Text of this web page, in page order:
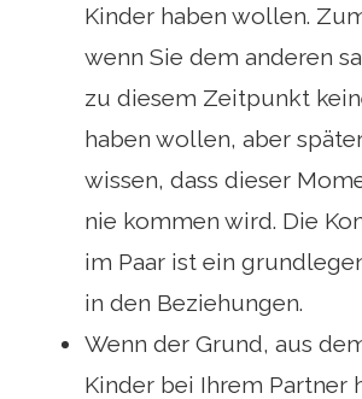
Kinder haben wollen.
wenn Sie dem anderen
zu diesem Zeitpunkt
haben wollen, aber
wissen, dass dieser
nie kommen wird. Die
im Paar ist ein
in den Beziehungen.
Wenn der Grund, aus
Kinder bei Ihrem Partner